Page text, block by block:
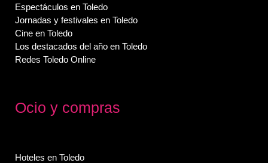
Espectáculos en Toledo
Jornadas y festivales en Toledo
Cine en Toledo
Los destacados del año en Toledo
Redes Toledo Online
Ocio y compras
Hoteles en Toledo